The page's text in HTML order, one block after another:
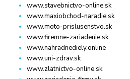
www.stavebnictvo-online.sk
www.maxiobchod-naradie.sk
www.moto-prislusenstvo.sk
www.firemne-zariadenie.sk
www.nahradnediely.online
www.uni-zdrav.sk
www.zlatnictvo-online.sk